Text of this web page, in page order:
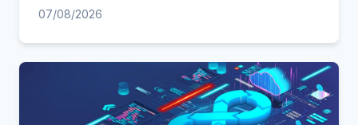
07/08/2026